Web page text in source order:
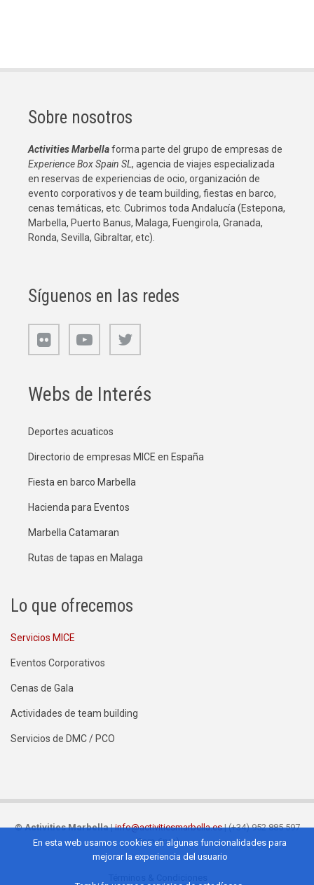
Sobre nosotros
Activities Marbellaforma parte del grupo de empresas de
Experience Box Spain SL, agencia de viajes especializada
en reservas de experiencias de ocio, organización de
evento corporativos y de team building, fiestas en barco,
cenas temáticas, etc. Cubrimos toda Andalucía (Estepona,
Marbella, Puerto Banus, Malaga, Fuengirola, Granada,
Ronda, Sevilla, Gibraltar, etc).
Síguenos en las redes
Webs de Interés
Deportes acuaticos
Directorio de empresas MICE en España
Fiesta en barco Marbella
Hacienda para Eventos
Marbella Catamaran
Rutas de tapas en Malaga
Lo que ofrecemos
Servicios MICE
Eventos Corporativos
Cenas de Gala
Actividades de team building
Servicios de DMC / PCO
© Activities Marbella|info@activitiesmarbella.es| (+34) 952 885 597
(9am-6pm)
En esta web usamos cookies en algunas funcionalidades para
mejorar la experiencia del usuario